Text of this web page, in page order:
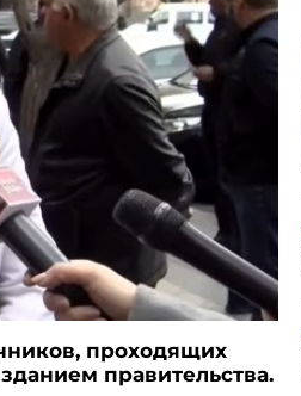
проходящих
правительства.